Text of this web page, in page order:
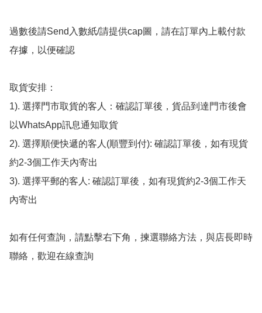
過數後請Send入數紙/請提供cap圖，請在訂單內上載付款
存據，以便確認
取貨安排：
1). 選擇門市取貨的客人：確認訂單後，貨品到達門市後會
以WhatsApp訊息通知取貨
2). 選擇順便快遞的客人(順豐到付): 確認訂單後，如有現貨
約2-3個工作天內寄出
3). 選擇平郵的客人: 確認訂單後，如有現貨約2-3個工作天
內寄出
如有任何查詢，請點擊右下角，揀選聯絡方法，與店長即時
聯絡，歡迎在線查詢